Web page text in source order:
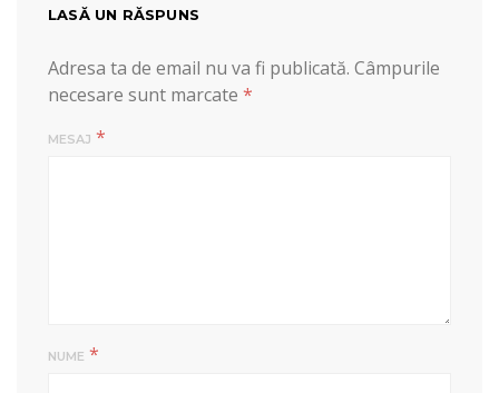
LASĂ UN RĂSPUNS
Adresa ta de email nu va fi publicată. Câmpurile
necesare sunt marcate *
MESAJ *
NUME *